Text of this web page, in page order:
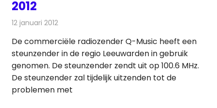
2012
12 januari 2012
De commerciële radiozender Q-Music heeft een
steunzender in de regio Leeuwarden in gebruik
genomen. De steunzender zendt uit op 100.6 MHz.
De steunzender zal tijdelijk uitzenden tot de
problemen met